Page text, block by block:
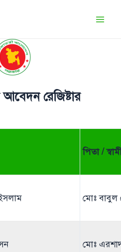
রেজিষ্টার
পিতা /
মোঃ বাবুল
মোঃ